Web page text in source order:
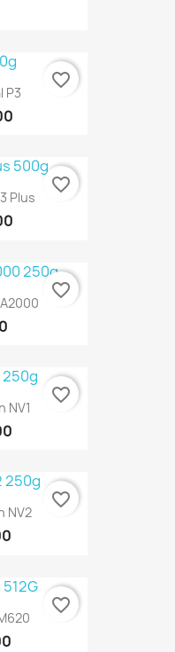
P3
favorite_border
Plus
favorite_border
favorite_border
NV1
favorite_border
NV2
favorite_border
favorite_border